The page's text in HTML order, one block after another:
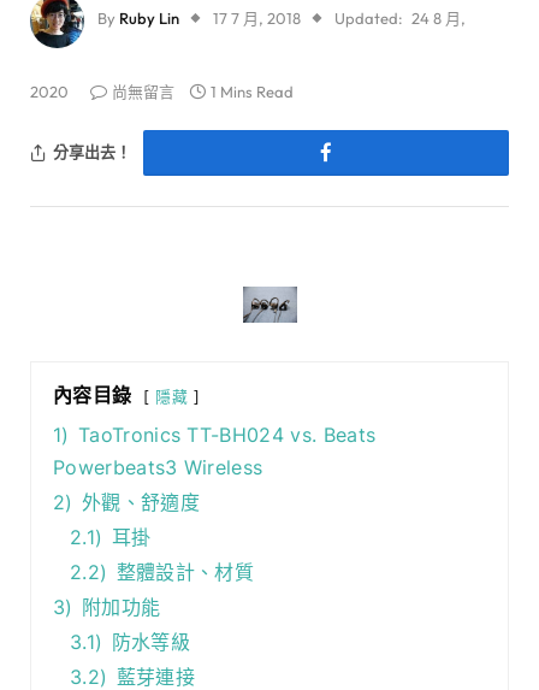
By Ruby Lin 17 7 月, 2018 Updated: 24 8 月,
2020 尚無留言 1 Mins Read
分享出去！
內容目錄 隱藏
1) TaoTronics TT-BH024 vs. Beats
Powerbeats3 Wireless
2) 外觀、舒適度
2.1) 耳掛
2.2) 整體設計、材質
3) 附加功能
3.1) 防水等級
3.2) 藍芽連接